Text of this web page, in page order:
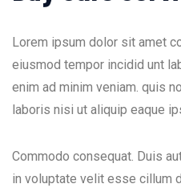
Lorem ipsum dolor sit amet
eiusmod tempor incidid unt
enim ad minim veniam. quis
laboris nisi ut aliquip eaque
Commodo consequat. Duis
in voluptate velit esse cillum